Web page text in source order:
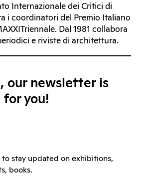
Internazionale dei Critici di
i coordinatori del Premio Italiano
Dal 1981 collabora
e riviste di architettura.
our newsletter is
you!
to stay updated on exhibitions,
books.